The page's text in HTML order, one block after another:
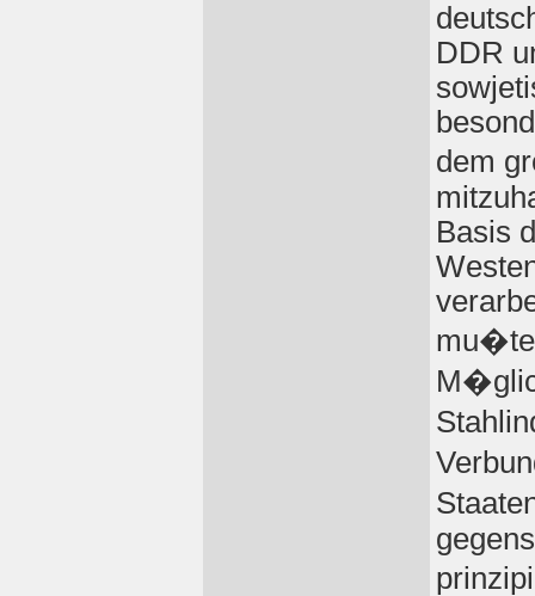
DDR
dem
Basis
mu�te